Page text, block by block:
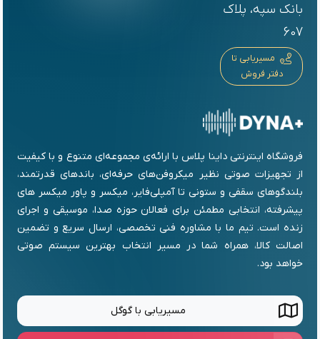
بانک سپه، پلاک
607
مسیریابی تا
دفتر فروش
فروشگاه اینترنتی داینا پلاس با ارائه‌ی مجموعه‌ای متنوع و با کیفیت
از تجهیزات صوتی نظیر میکروفن‌های حرفه‌ای، باندهای قدرتمند،
بلندگوهای سقفی و ستونی تا آمپلی‌فایر، میکسر و پاور میکسر های
پیشرفته، انتخابی مطمئن برای فعالان حوزه صدا، موسیقی و اجرای
زنده است. تیم ما با مشاوره فنی تخصصی، ارسال سریع و تضمین
اصالت کالا، همراه شما در مسیر انتخاب بهترین سیستم صوتی
خواهد بود.
مسیریابی با گوگل